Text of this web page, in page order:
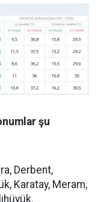
şu
Derbent,
Karatay, Meram,